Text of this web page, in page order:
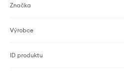
Značka
Výrobce
ID produktu